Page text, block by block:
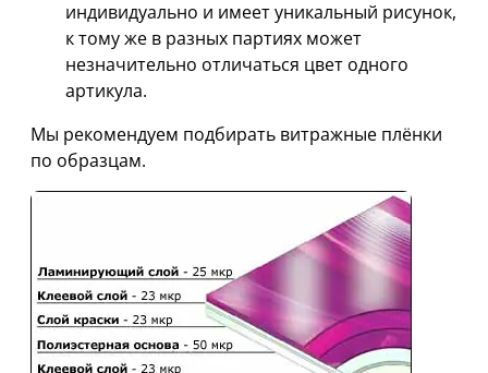
индивидуально и имеет уникальный рисунок,
к тому же в разных партиях может
незначительно отличаться цвет одного
артикула.
Мы рекомендуем подбирать витражные плёнки
по образцам.